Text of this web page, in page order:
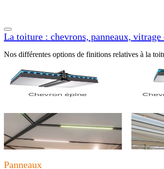
La toiture : chevrons, panneaux, vitrage
Nos différentes options de finitions relatives à la
Panneaux